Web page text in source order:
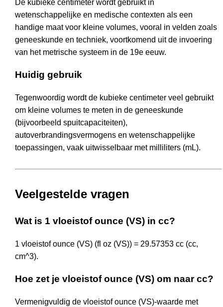
De kubieke centimeter wordt gebruikt in
wetenschappelijke en medische contexten als een
handige maat voor kleine volumes, vooral in velden zoals
geneeskunde en techniek, voortkomend uit de invoering
van het metrische systeem in de 19e eeuw.
Huidig gebruik
Tegenwoordig wordt de kubieke centimeter veel gebruikt
om kleine volumes te meten in de geneeskunde
(bijvoorbeeld spuitcapaciteiten),
autoverbrandingsvermogens en wetenschappelijke
toepassingen, vaak uitwisselbaar met milliliters (mL).
Veelgestelde vragen
Wat is 1 vloeistof ounce (VS) in cc?
1 vloeistof ounce (VS) (fl oz (VS)) = 29.57353 cc (cc,
cm^3).
Hoe zet je vloeistof ounce (VS) om naar cc?
Vermenigvuldig de vloeistof ounce (VS)-waarde met